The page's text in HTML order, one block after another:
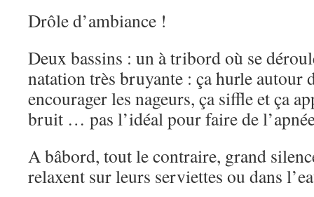
Drôle d’ambiance !
Deux bassins : un à tribord où se
natation très bruyante : ça hurle autour
encourager les nageurs, ça siffle et ça
bruit … pas l’idéal pour faire de
A bâbord, tout le contraire, grand
relaxent sur leurs serviettes ou dans